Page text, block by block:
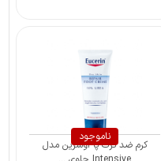
ناموجود
کرم ضد ترک پا اوسرین مدل